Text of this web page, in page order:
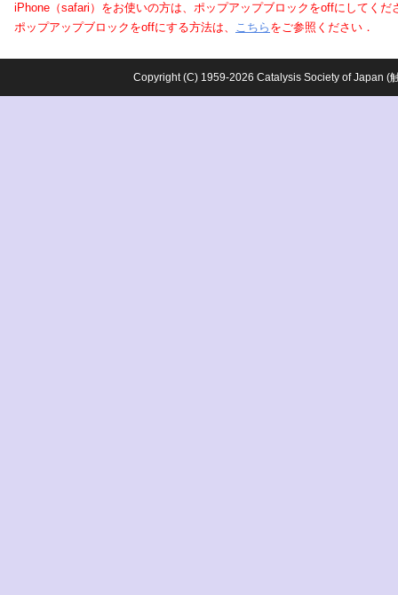
iPhone（safari）をお使いの方は、ポップアップブロックをoffにしてくだ
ポップアップブロックをoffにする方法は、 こちら をご参照ください．
Copyright (C) 1959-2026 Catalysis Society of Japan (